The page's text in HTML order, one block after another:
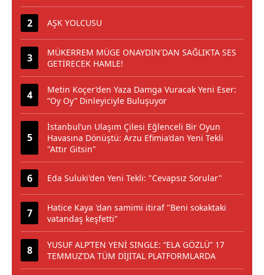
AŞK YOLCUSU
MÜKERREM MÜGE ONAYDIN'DAN SAĞLIKTA SES
GETİRECEK HAMLE!
Metin Koçer’den Yaza Damga Vuracak Yeni Eser:
“Oy Oy” Dinleyiciyle Buluşuyor
İstanbul’un Ulaşım Çilesi Eğlenceli Bir Oyun
Havasına Dönüştü: Arzu Efimia’dan Yeni Tekli
"Attır Gitsin"
Eda Suluki'den Yeni Tekli: "Cevapsız Sorular"
Hatice Kaya 'dan samimi itiraf "Beni sokaktaki
vatandaş keşfetti"
YUSUF ALP’TEN YENİ SINGLE: “ELA GÖZLÜ” 17
TEMMUZ’DA TÜM DİJİTAL PLATFORMLARDA